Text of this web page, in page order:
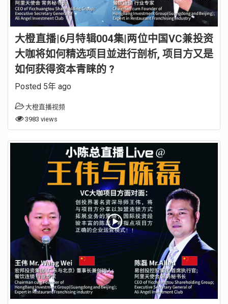
大橙直播|6月特辑004集|两位中国VC兼投资
大咖将如何精选项目並进行剖析, 项目方又是
如何获得资本青睐的 ?
Posted 5年 ago
大橙直播视频
3983 views